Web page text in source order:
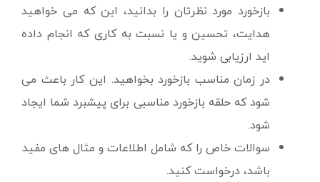
بازخورد مورد نظرتان را بدانید، این که می خواهید
هدایت، تحسین و یا نسبت به کاری که انجام داده
اید ارزیابی شوید.
در زمان مناسب بازخورد بخواهید. این کار باعث می
شود که حلقه بازخورد مناسبی برای پیشبرد شما ایجاد
شود.
سوالات خاص را که شامل اطلاعات و مثال های مفید
باشد، درخواست کنید.